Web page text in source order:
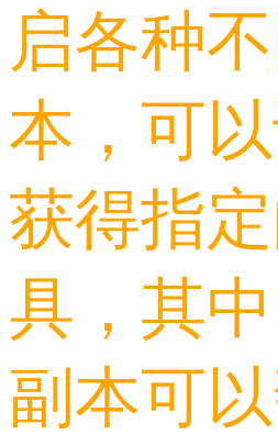
启各种
本，可
获得指
具，其
副本可